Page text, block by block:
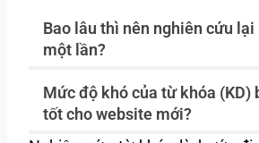
Bao lâu thì nên nghiên cứu lại
một lần?
Mức độ khó của từ khóa (KD)
tốt cho website mới?